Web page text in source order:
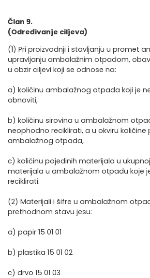
Član 9.
(Određivanje ciljeva)
(1) Pri proizvodnji i stavljanju u promet
upravljanju ambalažnim otpadom,
u obzir ciljevi koji se odnose na:
a) količinu ambalažnog otpada koji je
obnoviti,
b) količinu sirovina u ambalažnom
neophodno reciklirati, a u okviru količine
ambalažnog otpada,
c) količinu pojedinih materijala u
materijala u ambalažnom otpadu koje
reciklirati.
(2) Materijali i šifre u ambalažnom
prethodnom stavu jesu:
a) papir 15 01 01
b) plastika 15 01 02
c) drvo 15 01 03